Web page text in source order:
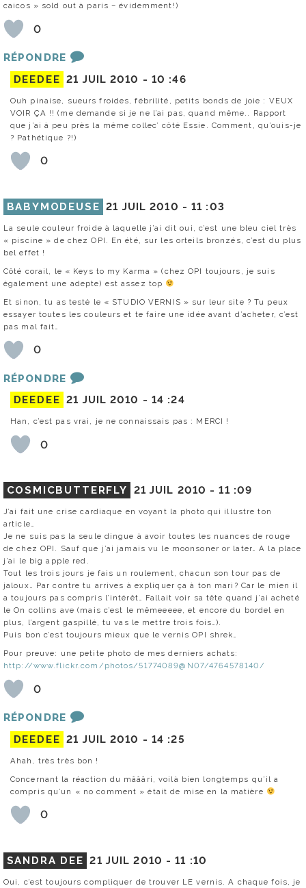
caicos » sold out à paris – évidemment!)
0
RÉPONDRE
DEEDEE 21 JUIL 2010 - 10 :46
Ouh pinaise, sueurs froides, fébrilité, petits bonds de joie : VEUX
VOIR ÇA !! (me demande si je ne l’ai pas, quand même.. Rapport
que j’ai à peu près la même collec’ côté Essie. Comment, qu’ouis-je
? Pathétique ?!)
0
BABYMODEUSE 21 JUIL 2010 -11 :03
La seule couleur froide à laquelle j’ai dit oui, c’est une bleu ciel très
« piscine » de chez OPI. En été, sur les orteils bronzés, c’est du plus
bel effet !
Côté corail, le « Keys to my Karma » (chez OPI toujours, je suis
également une adepte) est assez top
Et sinon, tu as testé le « STUDIO VERNIS » sur leur site ? Tu peux
essayer toutes les couleurs et te faire une idée avant d’acheter, c’est
pas mal fait…
0
RÉPONDRE
DEEDEE 21 JUIL 2010 - 14 :24
Han, c’est pas vrai, je ne connaissais pas : MERCI !
0
COSMICBUTTERFLY 21 JUIL 2010 -11 :09
J’ai fait une crise cardiaque en voyant la photo qui illustre ton
article…
Je ne suis pas la seule dingue à avoir toutes les nuances de rouge
de chez OPI. Sauf que j’ai jamais vu le moonsoner or later… A la place
j’ai le big apple red.
Tout les trois jours je fais un roulement, chacun son tour pas de
jaloux… Par contre tu arrives à expliquer ça à ton mari? Car le mien il
a toujours pas compris l’intérêt… Fallait voir sa tête quand j’ai acheté
le On collins ave (mais c’est le mêmeeeee, et encore du bordel en
plus, l’argent gaspillé, tu vas le mettre trois fois…).
Puis bon c’est toujours mieux que le vernis OPI shrek…
Pour preuve: une petite photo de mes derniers achats:
http://www.flickr.com/photos/51774089@N07/4764578140/
0
RÉPONDRE
DEEDEE 21 JUIL 2010 - 14 :25
Ahah, très très bon !
Concernant la réaction du mâââri, voilà bien longtemps qu’il a
compris qu’un « no comment » était de mise en la matière
0
SANDRA DEE 21 JUIL 2010 -11 :10
Oui, c’est toujours compliquer de trouver LE vernis. A chaque fois, je